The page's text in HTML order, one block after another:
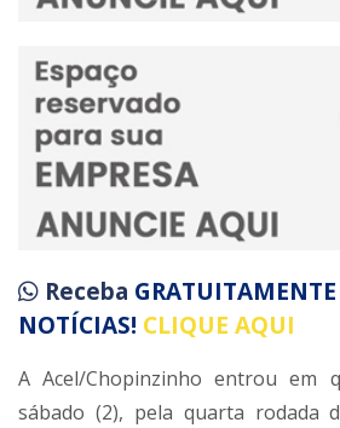
Receba GRATUITAMENTE
NOTÍCIAS! CLIQUE AQUI
A Acel/Chopinzinho entrou em
sábado (2), pela quarta rodada